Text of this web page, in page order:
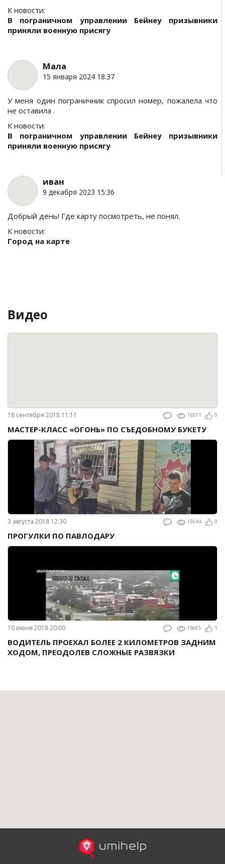
К новости:
В пограничном управлении Бейнеу призывники
приняли военную присягу
Мала
15 января 2024 18:37
У меня один пограничник спросил номер, пожалела что
не оставила .
К новости:
В пограничном управлении Бейнеу призывники
приняли военную присягу
иван
9 декабря 2023 15:36
Добрый день! Где карту посмотреть, не понял.
К новости:
Город на карте
Видео
18 сентября 2018 11:11 15571 0
МАСТЕР-КЛАСС «ОГОНЬ» ПО СЪЕДОБНОМУ БУКЕТУ
3 августа 2018 12:30 15544 0
ПРОГУЛКИ ПО ПАВЛОДАРУ
10 июня 2018 20:00 15665 1
ВОДИТЕЛЬ ПРОЕХАЛ БОЛЕЕ 2 КИЛОМЕТРОВ ЗАДНИМ
ХОДОМ, ПРЕОДОЛЕВ СЛОЖНЫЕ РАЗВЯЗКИ